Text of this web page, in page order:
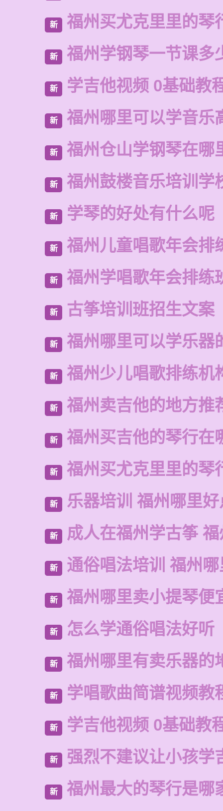
新 福州买尤克里里的琴
新 福州学钢琴一节课多
新 学吉他视频 0基础教
新 福州哪里可以学音乐
新 福州仓山学钢琴在哪
新 福州鼓楼音乐培训学
新 学琴的好处有什么呢
新 福州儿童唱歌年会排
新 福州学唱歌年会排练
新 古筝培训班招生文案
新 福州哪里可以学乐器
新 福州少儿唱歌排练机
新 福州卖吉他的地方推
新 福州买吉他的琴行在
新 福州买尤克里里的琴
新 乐器培训 福州哪里
新 成人在福州学古筝
新 通俗唱法培训 福州
新 福州哪里卖小提琴便
新 怎么学通俗唱法好听
新 福州哪里有卖乐器的
新 学唱歌曲简谱视频教
新 学吉他视频 0基础教
新 强烈不建议让小孩学
新 福州最大的琴行是哪